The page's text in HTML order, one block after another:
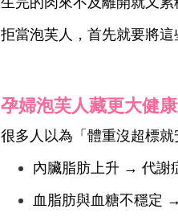
拒當泡芙人，首先就要將
孕婦泡芙人藏更大健康
很多人以為「體重沒超標
內臟脂肪上升 → 代謝
血脂肪與血糖不穩定